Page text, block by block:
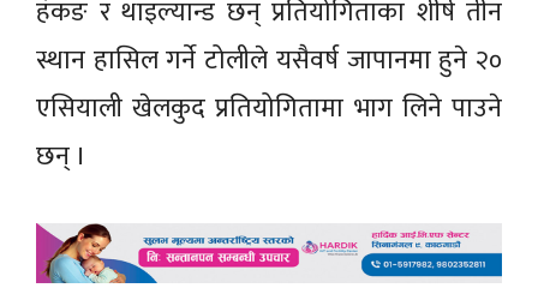
हंकङ र थाइल्यान्ड छन् प्रतियोगिताका शीर्ष तीन
स्थान हासिल गर्ने टोलीले यसैवर्ष जापानमा हुने २०
एसियाली खेलकुद प्रतियोगितामा भाग लिने पाउने
छन् ।